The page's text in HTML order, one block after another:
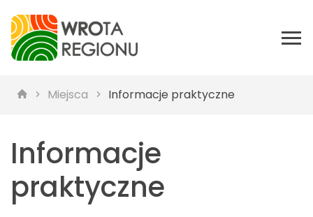
Miejsca Informacje praktyczne
Informacje
praktyczne